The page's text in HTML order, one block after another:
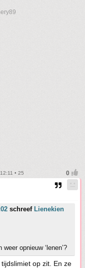
• 25
schreef Lienekien
opnieuw ‘lenen’?
op zit. En ze